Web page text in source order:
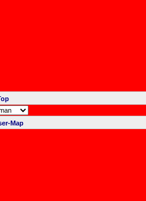
Map